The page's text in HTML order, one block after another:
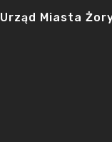
Urząd Miasta